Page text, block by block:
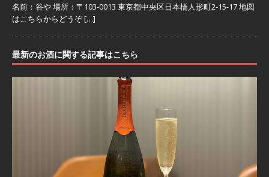
名前：谷や 場所：〒103-0013 東京都中央区日本橋人形町2-15-17 地図
はこちらからどうぞ[…]
最新のお酒に関する記事はこちら